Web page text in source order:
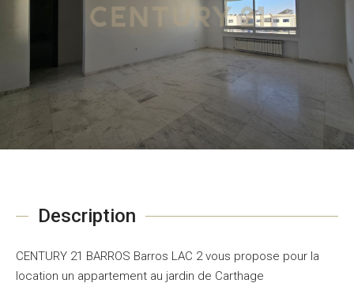
Description
CENTURY 21 BARROS Barros LAC 2 vous propose pour la
location un appartement au jardin de Carthage